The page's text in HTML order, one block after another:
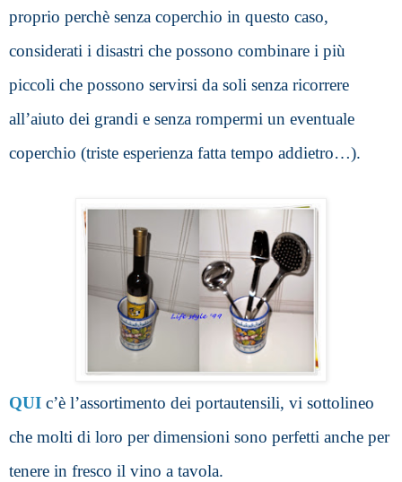
proprio perchè senza coperchio in questo caso,
considerati i disastri che possono combinare i più
piccoli che possono servirsi da soli senza ricorrere
all’aiuto dei grandi e senza rompermi un eventuale
coperchio (triste esperienza fatta tempo addietro…).
QUI c’è l’assortimento dei portautensili, vi sottolineo
che molti di loro per dimensioni sono perfetti anche per
tenere in fresco il vino a tavola.